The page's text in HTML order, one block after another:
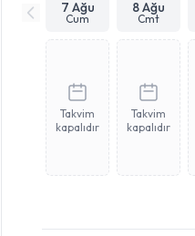
7 Ağu
Cum
8 Ağu
Cmt
Takvim
kapalıdır
Takvim
kapalıdır